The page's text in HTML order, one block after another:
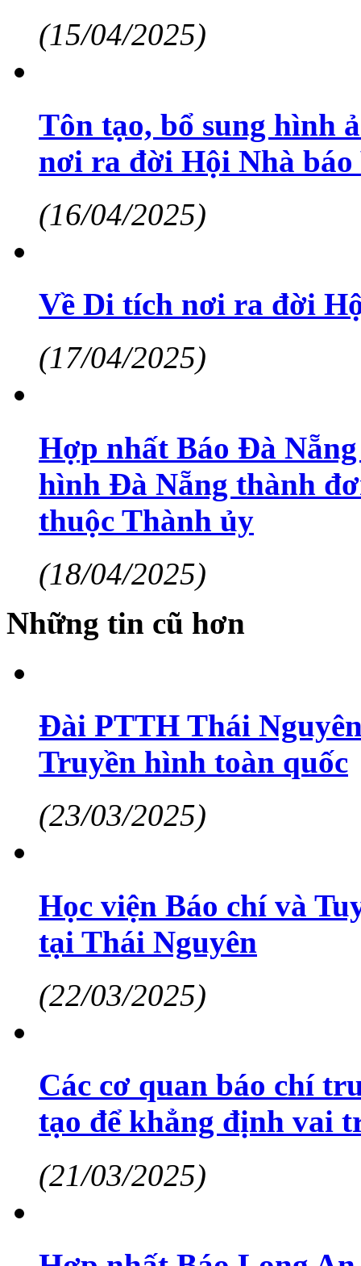
(15/04/2025)
Tôn tạo, bổ sung hình
nơi ra đời Hội Nhà báo
(16/04/2025)
Về Di tích nơi ra đời
(17/04/2025)
Hợp nhất Báo Đà
hình Đà Nẵng thành
thuộc Thành ủy
(18/04/2025)
Những tin cũ hơn
Đài PTTH Thái
Truyền hình toàn quốc
(23/03/2025)
Học viện Báo chí và
tại Thái Nguyên
(22/03/2025)
Các cơ quan báo chí
tạo để khẳng định vai
(21/03/2025)